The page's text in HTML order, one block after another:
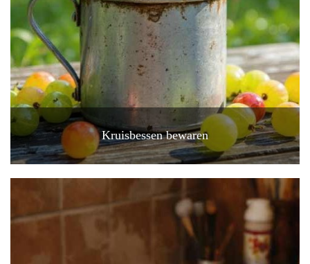
Kruisbessen bewaren